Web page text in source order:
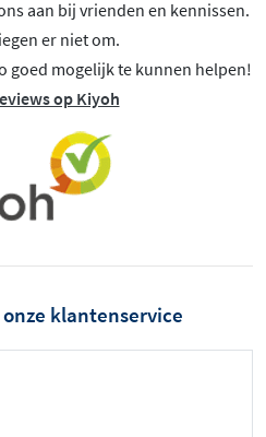
aan bij vrienden en kennissen.
er niet om.
goed mogelijk te kunnen helpen!
op Kiyoh
klantenservice